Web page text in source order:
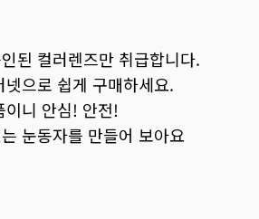
된 컬러렌즈만 취급합니다.
으로 쉽게 구매하세요.
이니 안심! 안전!
눈동자를 만들어 보아요